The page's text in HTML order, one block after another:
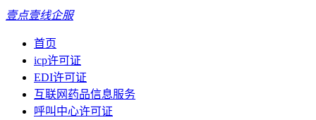
壹点壹线企服
首页
icp许可证
EDI许可证
互联网药品信息服务
呼叫中心许可证